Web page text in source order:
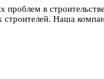
проблем в
Наша